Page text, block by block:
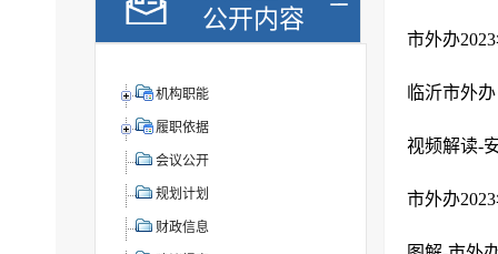
公开内容
机构职能
履职依据
会议公开
规划计划
财政信息
市外办
临沂市外
视频解读-
市外办